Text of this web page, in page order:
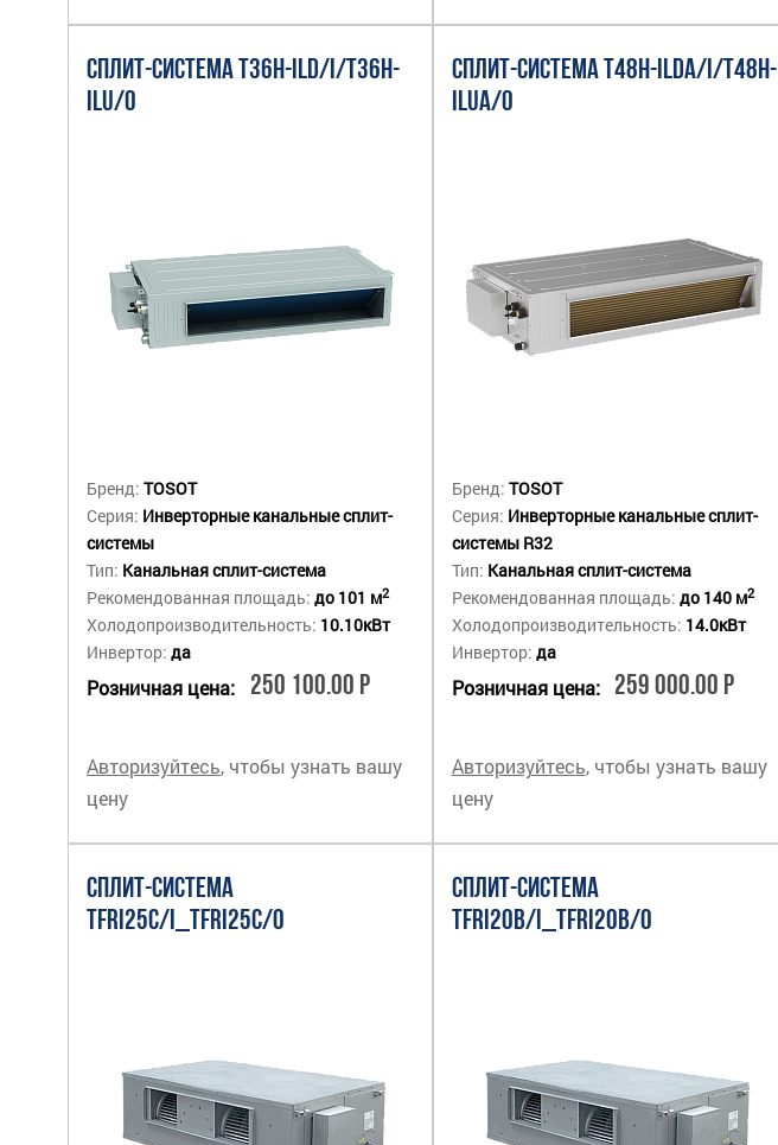
СПЛИТ-СИСТЕМА T36H-ILD/I/T36H-
ILU/O
Бренд: TOSOT
Серия: Инверторные канальные сплит-
системы
Тип: Канальная сплит-система
Рекомендованная площадь: до 101 м2
Холодопроизводительность: 10.10кВт
Инвертор: да
Розничная цена: 250 100.00 Р
Авторизуйтесь, чтобы узнать вашу
цену
СПЛИТ-СИСТЕМА T48H-ILDA/I/T48H-
ILUA/O
Бренд: TOSOT
Серия: Инверторные канальные сплит-
системы R32
Тип: Канальная сплит-система
Рекомендованная площадь: до 140 м2
Холодопроизводительность: 14.0кВт
Инвертор: да
Розничная цена: 259 000.00 Р
Авторизуйтесь, чтобы узнать вашу
цену
СПЛИТ-СИСТЕМА
TFRI25C/I_TFRI25C/O
СПЛИТ-СИСТЕМА
TFRI20B/I_TFRI20B/O